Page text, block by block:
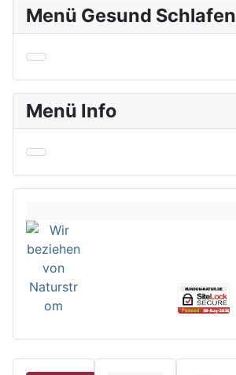
Menü Gesund Schlafen
Menü Info